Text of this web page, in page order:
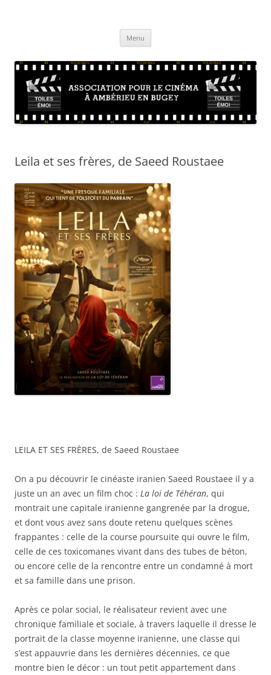
sa région
Menu
Leila et ses frères, de Saeed Roustaee
LEILA ET SES FRÈRES, de Saeed Roustaee
On a pu découvrir le cinéaste iranien Saeed Roustaee il y a
juste un an avec un film choc : La loi de Téhéran, qui
montrait une capitale iranienne gangrenée par la drogue,
et dont vous avez sans doute retenu quelques scènes
frappantes : celle de la course poursuite qui ouvre le film,
celle de ces toxicomanes vivant dans des tubes de béton,
ou encore celle de la rencontre entre un condamné à mort
et sa famille dans une prison.
Après ce polar social, le réalisateur revient avec une
chronique familiale et sociale, à travers laquelle il dresse le
portrait de la classe moyenne iranienne, une classe qui
s’est appauvrie dans les dernières décennies, ce que
montre bien le décor : un tout petit appartement dans